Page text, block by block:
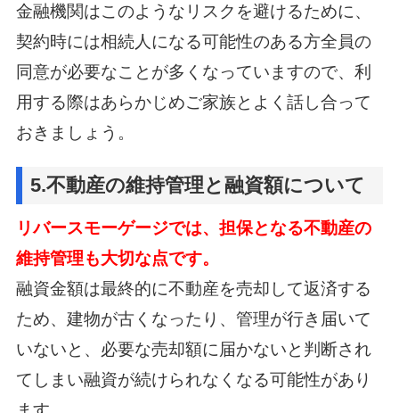
金融機関はこのようなリスクを避けるために、
契約時には相続人になる可能性のある方全員の
同意が必要なことが多くなっていますので、 利
用する際はあらかじめご家族とよく話し合って
おきましょう。
5.不動産の維持管理と融資額について
リバースモーゲージでは、担保となる不動産の
維持管理も大切な点です。
融資金額は最終的に不動産を売却して返済する
ため、建物が古くなったり、管理が行き届いて
いないと、 必要な売却額に届かないと判断され
てしまい融資が続けられなくなる可能性があり